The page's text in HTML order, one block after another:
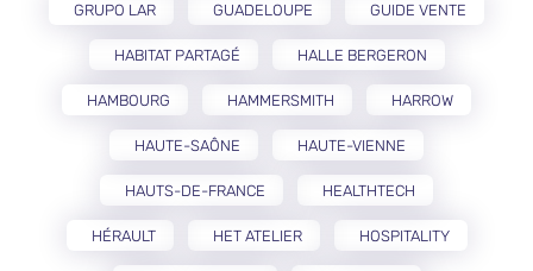
GRUPO LAR GUADELOUPE GUIDE VENTE
HABITAT PARTAGÉ HALLE BERGERON
HAMBOURG HAMMERSMITH HARROW
HAUTE-SAÔNE HAUTE-VIENNE
HAUTS-DE-FRANCE HEALTHTECH
HÉRAULT HET ATELIER HOSPITALITY